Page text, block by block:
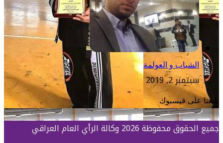
الشباب و العولمة
سبتمبر 2, 2019
تابعنا على فيسبوك
جميع الحقوق محفوظة 2026 وكالة الرأي العام العراقي